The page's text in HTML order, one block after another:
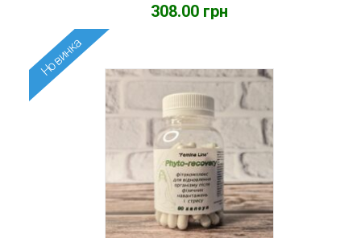
308.00 грн
Новинка